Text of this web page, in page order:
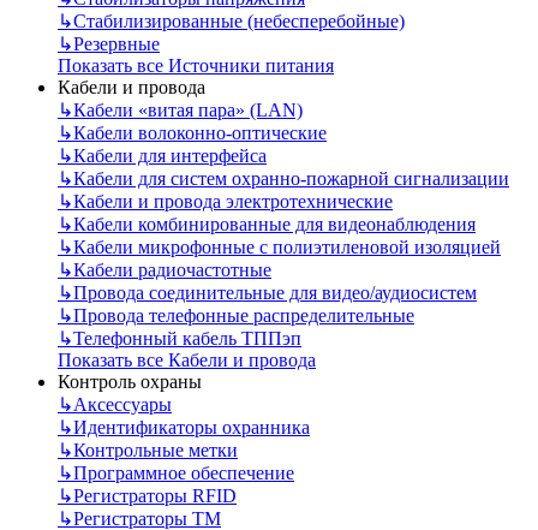
↳Стабилизированные (небесперебойные)
↳Резервные
Показать все Источники питания
Кабели и провода
↳Кабели «витая пара» (LAN)
↳Кабели волоконно-оптические
↳Кабели для интерфейса
↳Кабели для систем охранно-пожарной сигнализации
↳Кабели и провода электротехнические
↳Кабели комбинированные для видеонаблюдения
↳Кабели микрофонные с полиэтиленовой изоляцией
↳Кабели радиочастотные
↳Провода соединительные для видео/аудиосистем
↳Провода телефонные распределительные
↳Телефонный кабель ТППэп
Показать все Кабели и провода
Контроль охраны
↳Аксессуары
↳Идентификаторы охранника
↳Контрольные метки
↳Программное обеспечение
↳Регистраторы RFID
↳Регистраторы ТМ